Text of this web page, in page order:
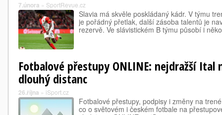
7.února » SportRevue.cz
Slavia má skvěle poskládaný kádr. V týmu
je pořádný přetlak, další zásoba talentů je
rezervě. Ve slávistickém B týmu působí i
Fotbalové přestupy ONLINE: nejdražší Ital
dlouhý distanc
26.října » iSport.cz
Fotbalové přestupy, podpisy i změny na
co o světovém i českém fotbale na